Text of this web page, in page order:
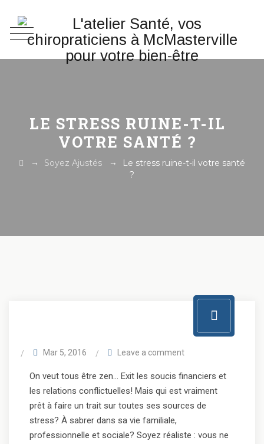
LE STRESS RUINE-T-IL
VOTRE SANTÉ ?
→ Soyez Ajustés →
Le stress ruine-t-il votre santé
?
Mar 5, 2016 Leave a comment
On veut tous être zen… Exit les soucis financiers et
les relations conflictuelles! Mais qui est vraiment
prêt à faire un trait sur toutes ses sources de
stress? À sabrer dans sa vie familiale,
professionnelle et sociale? Soyez réaliste : vous ne